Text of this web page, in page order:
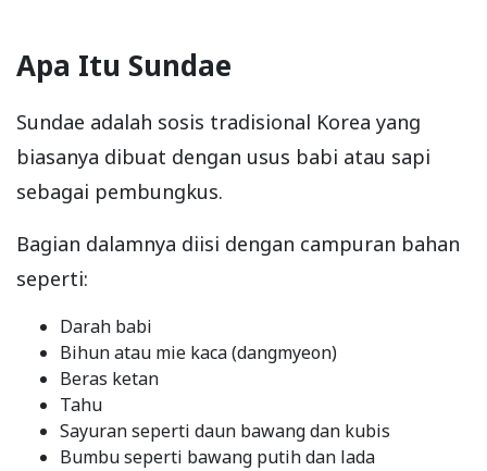
Apa Itu Sundae
Sundae adalah sosis tradisional Korea yang
biasanya dibuat dengan usus babi atau sapi
sebagai pembungkus.
Bagian dalamnya diisi dengan campuran bahan
seperti:
Darah babi
Bihun atau mie kaca (dangmyeon)
Beras ketan
Tahu
Sayuran seperti daun bawang dan kubis
Bumbu seperti bawang putih dan lada